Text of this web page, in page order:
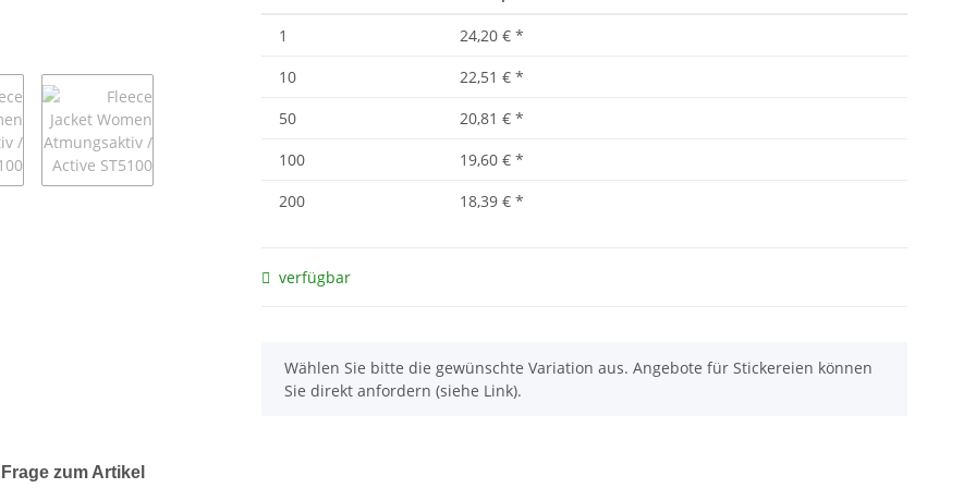
1 24,20 € *
10
22,51 € *
50
20,81 € *
100
19,60 € *
200
18,39 € *
verfügbar
x
Wählen Sie bitte die gewünschte Variation aus. Angebote für Stickereien können
Sie direkt anfordern (siehe Link).
Frage zum Artikel